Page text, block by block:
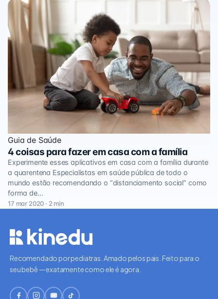
Guia de Saúde
4 coisas para fazer em casa com a família
Experimente esses aplicativos em casa com a família durante
a quarentena Especialistas em saúde pública de todo o
mundo estão recomendando o “distanciamento social” como
forma de…
17 mar 2020 · 2 min
Recomendado por pediatras. Amado pelos pais. Feito para o
seu bebê — exatamente como ele é agora.